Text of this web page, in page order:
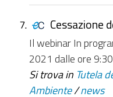
Cessazione
Il webinar In
2021 dalle ore
Si trova in Tutela
Ambiente /news